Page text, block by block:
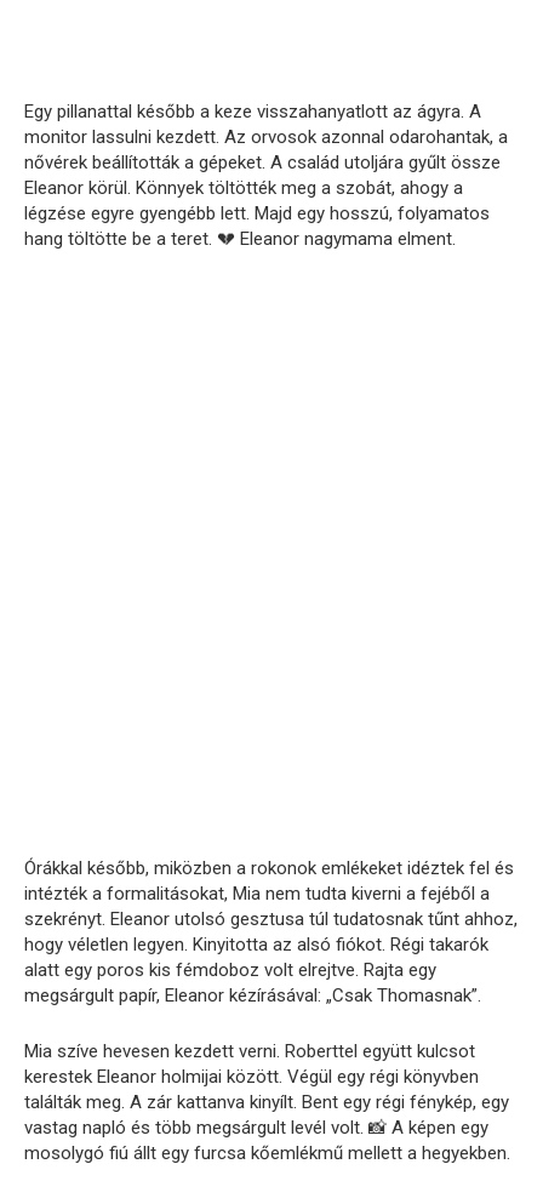
Egy pillanattal később a keze visszahanyatlott az ágyra. A
monitor lassulni kezdett. Az orvosok azonnal odarohantak, a
nővérek beállították a gépeket. A család utoljára gyűlt össze
Eleanor körül. Könnyek töltötték meg a szobát, ahogy a
légzése egyre gyengébb lett. Majd egy hosszú, folyamatos
hang töltötte be a teret. 💔 Eleanor nagymama elment.
Órákkal később, miközben a rokonok emlékeket idéztek fel és
intézték a formalitásokat, Mia nem tudta kiverni a fejéből a
szekrényt. Eleanor utolsó gesztusa túl tudatosnak tűnt ahhoz,
hogy véletlen legyen. Kinyitotta az alsó fiókot. Régi takarók
alatt egy poros kis fémdoboz volt elrejtve. Rajta egy
megsárgult papír, Eleanor kézírásával: „Csak Thomasnak”.
Mia szíve hevesen kezdett verni. Roberttel együtt kulcsot
kerestek Eleanor holmijai között. Végül egy régi könyvben
találták meg. A zár kattanva kinyílt. Bent egy régi fénykép, egy
vastag napló és több megsárgult levél volt. 📸 A képen egy
mosolygó fiú állt egy furcsa kőemlékmű mellett a hegyekben.